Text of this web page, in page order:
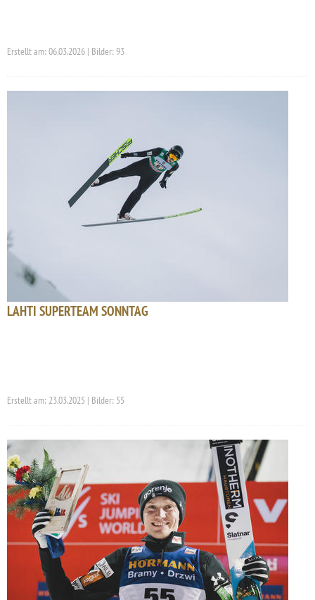
Erstellt am: 06.03.2026 | Bilder: 93
LAHTI SUPERTEAM SONNTAG
Erstellt am: 23.03.2025 | Bilder: 55